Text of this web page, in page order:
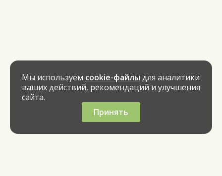
Мы используем cookie-файлы для аналитики
ваших действий, рекомендаций и улучшения
сайта.
Принять